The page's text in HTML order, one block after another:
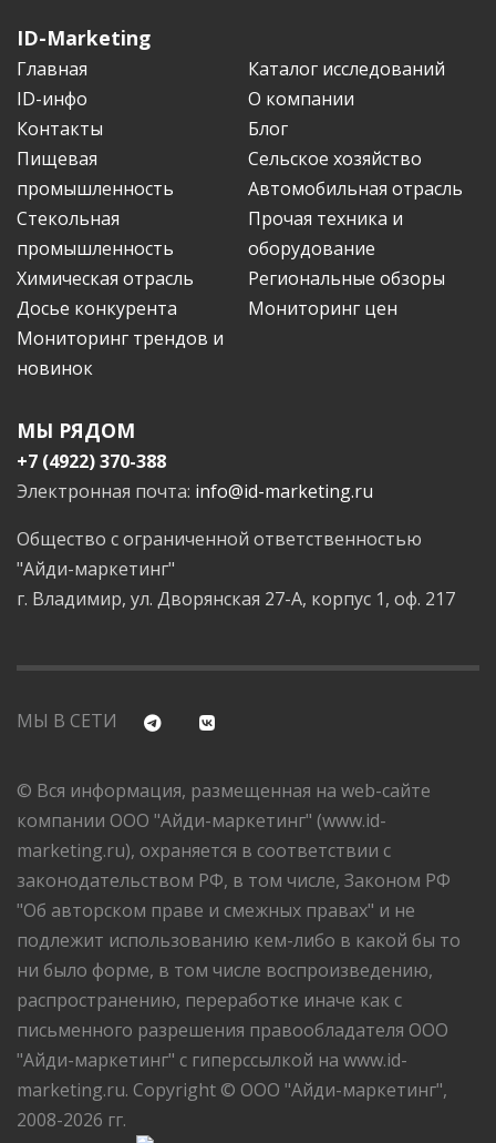
ID-Marketing
Главная
Каталог исследований
ID-инфо
О компании
Контакты
Блог
Пищевая
промышленность
Сельское хозяйство
Автомобильная отрасль
Стекольная
промышленность
Прочая техника и
оборудование
Химическая отрасль
Региональные обзоры
Досье конкурента
Мониторинг цен
Мониторинг трендов и
новинок
МЫ РЯДОМ
+7 (4922) 370-388
Электронная почта: info@id-marketing.ru
Общество с ограниченной ответственностью
"Айди-маркетинг"
г. Владимир, ул. Дворянская 27-А, корпус 1, оф. 217
МЫ В СЕТИ
© Вся информация, размещенная на web-сайте
компании ООО "Айди-маркетинг" (www.id-
marketing.ru), охраняется в соответствии с
законодательством РФ, в том числе, Законом РФ
"Об авторском праве и смежных правах" и не
подлежит использованию кем-либо в какой бы то
ни было форме, в том числе воспроизведению,
распространению, переработке иначе как с
письменного разрешения правообладателя ООО
"Айди-маркетинг" с гиперссылкой на www.id-
marketing.ru. Copyright © ООО "Айди-маркетинг",
2008-2026 гг.